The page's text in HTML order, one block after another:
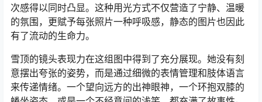
次感得以同时凸显。这种用光方式不仅营造了宁静、温暖
的氛围，更赋予每张照片一种呼吸感，静态的图片也因此
有了流动的生命力。
雪顶的镜头表现力在这组图中得到了充分展现。她没有刻
意摆出夸张的姿势，而是通过细微的表情管理和肢体语言
来传递情绪。一个望向远方的出神眼神，一个环抱双膝的